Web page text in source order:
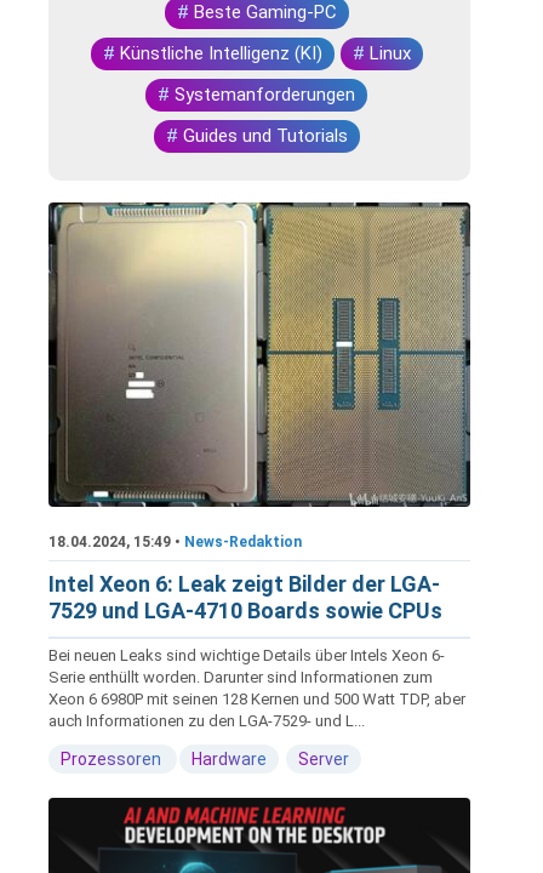
# Beste Gaming-PC
# Künstliche Intelligenz (KI) # Linux
# Systemanforderungen
# Guides und Tutorials
18.04.2024, 15:49 • News-Redaktion
Intel Xeon 6: Leak zeigt Bilder der LGA-
7529 und LGA-4710 Boards sowie CPUs
Bei neuen Leaks sind wichtige Details über Intels Xeon 6-
Serie enthüllt worden. Darunter sind Informationen zum
Xeon 6 6980P mit seinen 128 Kernen und 500 Watt TDP, aber
auch Informationen zu den LGA-7529- und L...
Prozessoren Hardware Server